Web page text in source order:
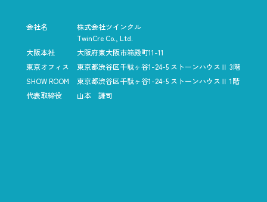
会社名
株式会社ツインクル
TwinCre Co., Ltd.
大阪本社
大阪府東大阪市箱殿町11-11
東京オフィス
東京都渋谷区千駄ヶ谷1-24-5 ストーンハウスⅡ 3階
SHOW ROOM
東京都渋谷区千駄ヶ谷1-24-5 ストーンハウスⅡ 1階
代表取締役
山本 謙司